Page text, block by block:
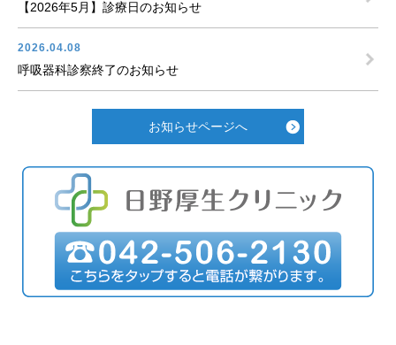
【2026年5月】診療日のお知らせ
2026.04.08
呼吸器科診察終了のお知らせ
お知らせページへ